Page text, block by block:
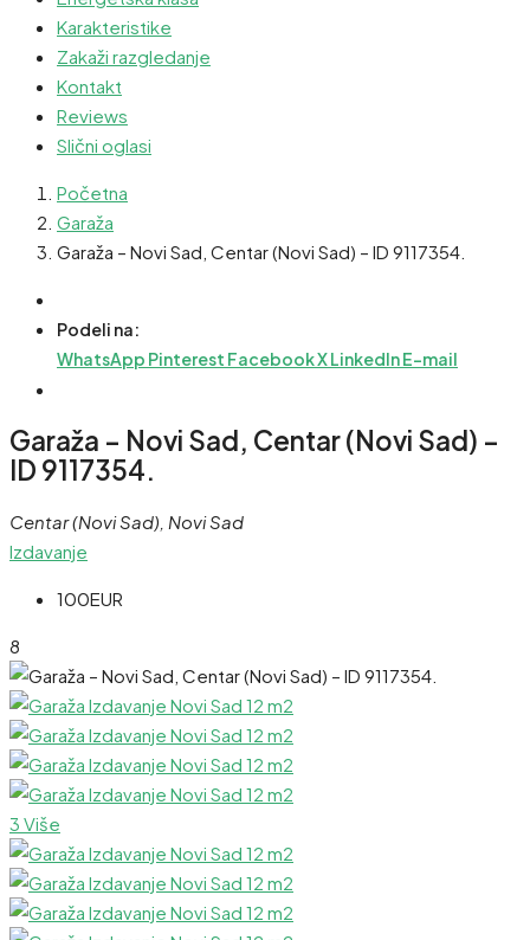
Karakteristike
Zakaži razgledanje
Kontakt
Reviews
Slični oglasi
Početna
Garaža
Garaža – Novi Sad, Centar (Novi Sad) – ID 9117354.
Podeli na:
WhatsApp Pinterest FacebookXLinkedInE-mail
Garaža – Novi Sad, Centar (Novi Sad) –
ID 9117354.
Centar (Novi Sad), Novi Sad
Izdavanje
100EUR
8
3 Više